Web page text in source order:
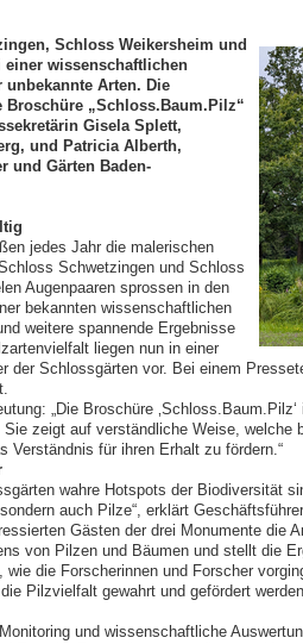
Schloss Weikersheim und
einer wissenschaftlichen
Arten. Die
„Schloss.Baum.Pilz“
Gisela Splett,
und Patricia Alberth,
und Gärten Baden-
jedes Jahr die malerischen
Schwetzingen und Schloss
Augenpaaren sprossen in den
bekannten wissenschaftlichen
weitere spannende Ergebnisse
liegen nun in einer
der Schlossgärten vor. Bei einem
„Die Broschüre
zeigt auf verständliche Weise, welche
Verständnis für ihren Erhalt zu fördern.“
wahre Hotspots der Biodiversität
auch Pilze“, erklärt
Gästen der drei Monumente die
von Pilzen und Bäumen und stellt die
die Forscherinnen und Forscher
Pilzvielfalt gewahrt und gefördert
und wissenschaftliche